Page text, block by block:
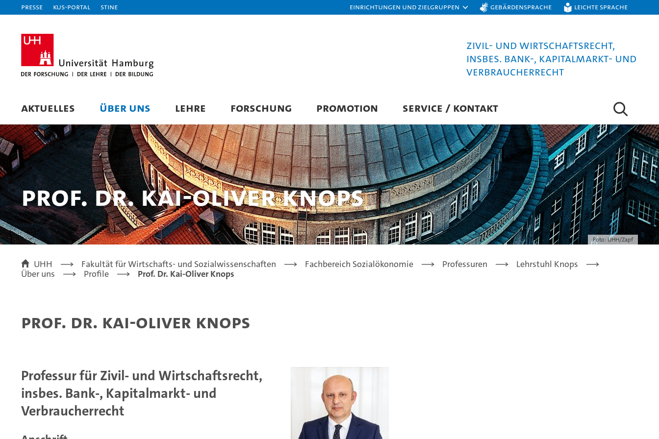
Presse KUS-Portal STiNE Einrichtungen und Zielgruppen Gebärdensprache Leichte Sprache
Zivil- und Wirtschaftsrecht,
insbes. Bank-, Kapitalmarkt- und
Verbraucherrecht
AKTUELLES ÜBER UNS LEHRE FORSCHUNG PROMOTION SERVICE / KONTAKT
Foto: UHH/Zapf
Prof. Dr. Kai-Oliver Knops
UHH Fakultät für Wirtschafts- und Sozialwissenschaften Fachbereich Sozialökonomie Professuren
Lehrstuhl Knops
Über uns
Profile Prof. Dr. Kai-Oliver Knops
Prof. Dr. Kai-Oliver Knops
Professur für Zivil- und Wirtschaftsrecht,
insbes. Bank-, Kapitalmarkt- und
Verbraucherrecht